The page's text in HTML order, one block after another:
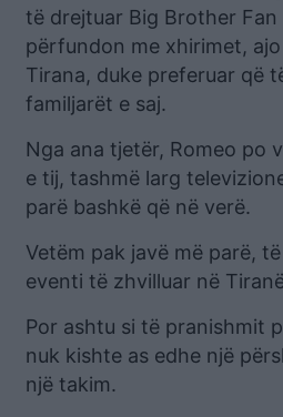
të drejtuar Big Brother Fan
përfundon me xhirimet,
Tirana, duke preferuar që
familjarët e saj.
Nga ana tjetër, Romeo po
e tij, tashmë larg
parë bashkë që në verë.
Vetëm pak javë më parë,
eventi të zhvilluar në
Por ashtu si të pranishmit
nuk kishte as edhe një
një takim.